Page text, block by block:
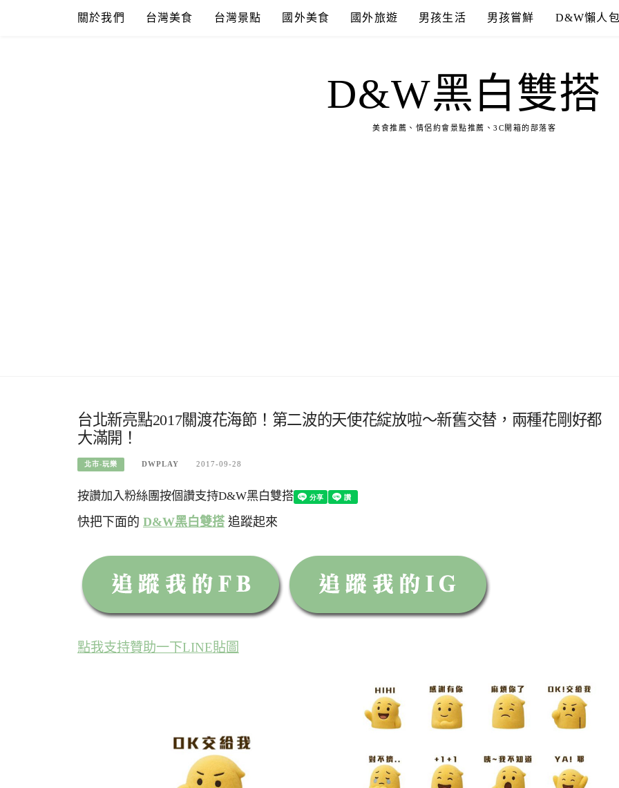
關於我們 台灣美食 台灣景點 國外美食 國外旅遊 男孩生活 男孩嘗鮮 D&W懶人
D&W黑白雙搭
美食推薦、情侶約會景點推薦、3C開箱的部落客
台北新亮點2017關渡花海節！第二波的天使花綻放啦～新舊交替，兩種花剛好都
大滿開！
北市-玩樂 DWPLAY 2017-09-28
按讚加入粉絲團按個讚支持D&W黑白雙搭
快把下面的 D&W黑白雙搭 追蹤起來
點我支持贊助一下LINE貼圖